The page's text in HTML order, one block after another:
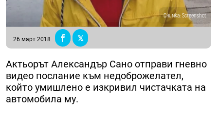
Снимка: Screenshot
26 март 2018
Актьорът Александър Сано отправи гневно
видео послание към недоброжелател,
който умишлено е изкривил чистачката на
автомобила му.